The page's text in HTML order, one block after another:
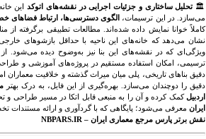
🏛️تحلیل ساختاری و جزئیات اجرایی در نقشه‌های اتوکداین
می‌سازد. در این ترسیمات، الگوی دسترسی‌ها، ارتباط فضاهای
کاملاً خوانا نمایش داده شده‌اند. مطالعات تطبیقی برگرفته
نشان می‌دهد که خانه‌های این ناحیه با حداقل بازشوهای
ویژگی‌ای که در نقشه‌های این بنا نیز به‌وضوح دیده می‌شود. از
ترسیمی، امکان استفاده مستقیم در پروژه‌های آموزشی و
دقیق بناهای تاریخی، پلی میان میراث گذشته و خلاقیت
دقیق را دوچندان می‌سازد. بهره‌گیری از این فایل، به درک بهتر
اردبیل کمک کرده و آن را به منبعی قابل اتکا در مسیر طراحی و
ایران معرفی می‌شود؛ پایگاهی که با گردآوری و ارائه
نقش برتر پارس مرجع معماری ایران – NBPARS.IR